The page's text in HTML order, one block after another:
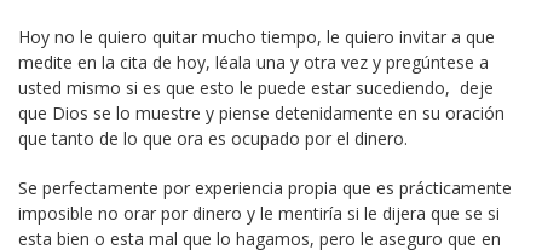
Hoy no le quiero quitar mucho tiempo, le quiero invitar a que
medite en la cita de hoy, léala una y otra vez y pregúntese a
usted mismo si es que esto le puede estar sucediendo, deje
que Dios se lo muestre y piense detenidamente en su oración
que tanto de lo que ora es ocupado por el dinero.
Se perfectamente por experiencia propia que es prácticamente
imposible no orar por dinero y le mentiría si le dijera que se si
esta bien o esta mal que lo hagamos, pero le aseguro que en